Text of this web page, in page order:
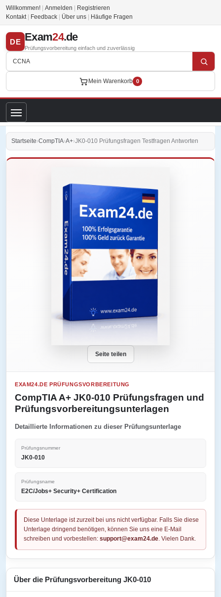
Willkommen! Anmelden
Registrieren
Kontakt
Feedback Über uns Häufige Fragen
DE Exam24.de
Prüfungsvorbereitung einfach und zuverlässig
Mein Warenkorb 0
Startseite›CompTIA›A+›JK0-010 Prüfungsfragen Testfragen Antworten
Seite teilen
EXAM24.DE PRÜFUNGSVORBEREITUNG
CompTIA A+ JK0-010 Prüfungsfragen und
Prüfungsvorbereitungsunterlagen
Detaillierte Informationen zu dieser Prüfungsunterlage
Prüfungsnummer
JK0-010
Prüfungsname
E2C/Jobs+ Security+ Certification
Diese Unterlage ist zurzeit bei uns nicht verfügbar. Falls Sie diese
Unterlage dringend benötigen, können Sie uns eine E-Mail
schreiben und vorbestellen: support@exam24.de. Vielen Dank.
Über die Prüfungsvorbereitung JK0-010